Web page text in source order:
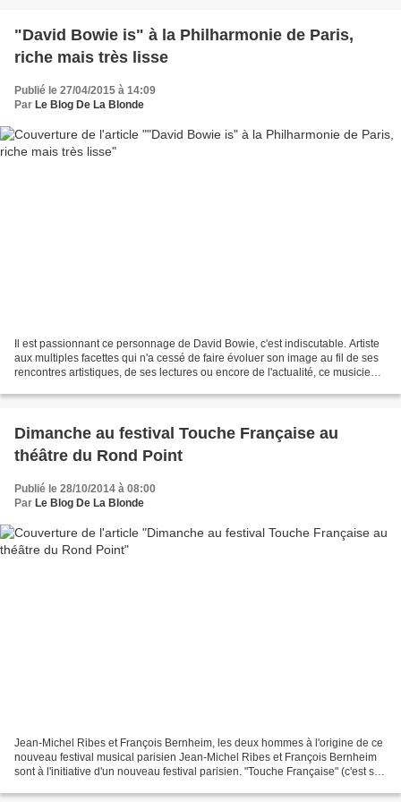
"David Bowie is" à la Philharmonie de Paris,
riche mais très lisse
Publié le 27/04/2015 à 14:09
Par Le Blog De La Blonde
Il est passionnant ce personnage de David Bowie, c'est indiscutable. Artiste
aux multiples facettes qui n'a cessé de faire évoluer son image au fil de ses
rencontres artistiques, de ses lectures ou encore de l'actualité, ce musicien
Dimanche au festival Touche Française au
théâtre du Rond Point
Publié le 28/10/2014 à 08:00
Par Le Blog De La Blonde
Jean-Michel Ribes et François Bernheim, les deux hommes à l'origine de ce
nouveau festival musical parisien Jean-Michel Ribes et François Bernheim
sont à l'initiative d'un nouveau festival parisien. "Touche Française" (c'est son